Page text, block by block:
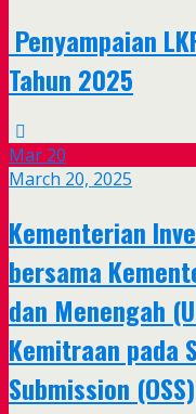
Penyampaian
Tahun 2025
Mar 20
March 20, 2025
Kementerian
bersama
dan Menengah
Kemitraan pada
Submission (OSS)